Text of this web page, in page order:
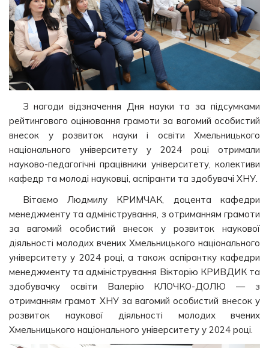
З нагоди відзначення Дня науки та за підсумками
рейтингового оцінювання грамоти за вагомий особистий
внесок у розвиток науки і освіти Хмельницького
національного університету у 2024 році отримали
науково-педагогічні працівники університету, колективи
кафедр та молоді науковці, аспіранти та здобувачі ХНУ.
Вітаємо Людмилу КРИМЧАК, доцента кафедри
менеджменту та адміністрування, з отриманням грамоти
за вагомий особистий внесок у розвиток наукової
діяльності молодих вчених Хмельницького національного
університету у 2024 році, а також аспірантку кафедри
менеджменту та адміністрування Вікторію КРИВДИК та
здобувачку освіти Валерію КЛОЧКО-ДОЛЮ — з
отриманням грамот ХНУ за вагомий особистий внесок у
розвиток наукової діяльності молодих вчених
Хмельницького національного університету у 2024 році.